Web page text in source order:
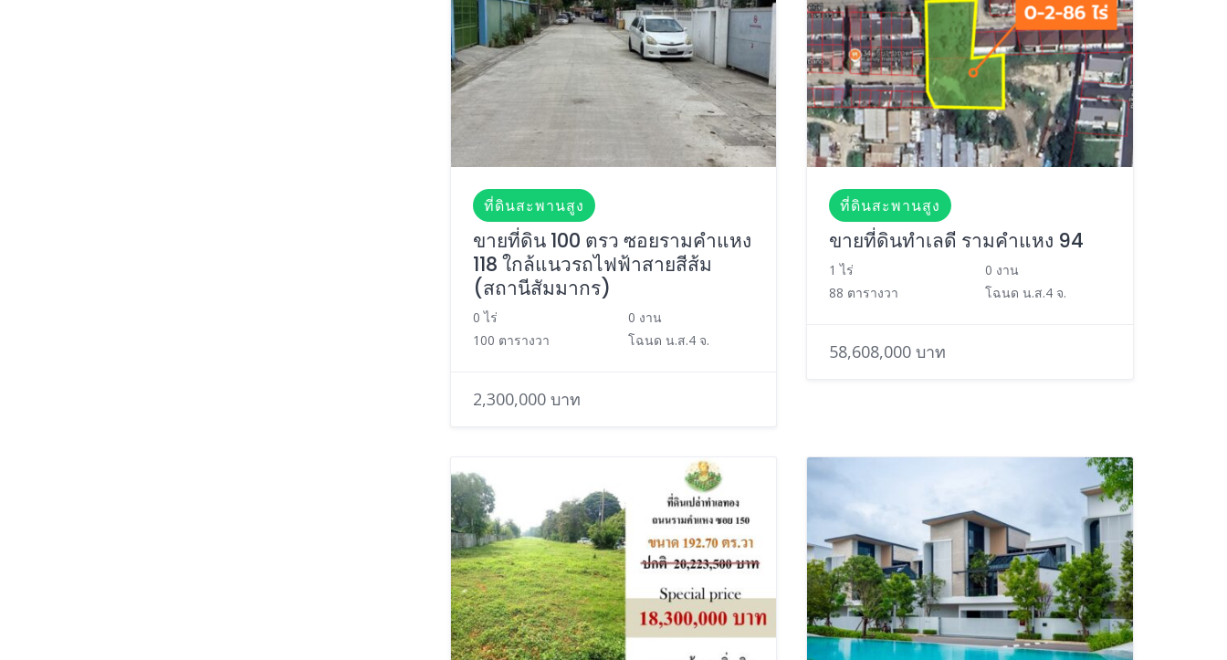
ที่ดินสะพานสูง
ขายที่ดิน 100 ตรว ซอยรามคำแหง
118 ใกล้แนวรถไฟฟ้าสายสีส้ม
(สถานีสัมมากร)
0 ไร่
0 งาน
100 ตารางวา
โฉนด น.ส.4 จ.
2,300,000 บาท
ที่ดินสะพานสูง
ขายที่ดินทำเลดี รามคำแหง 94
1 ไร่
0 งาน
88 ตารางวา
โฉนด น.ส.4 จ.
58,608,000 บาท